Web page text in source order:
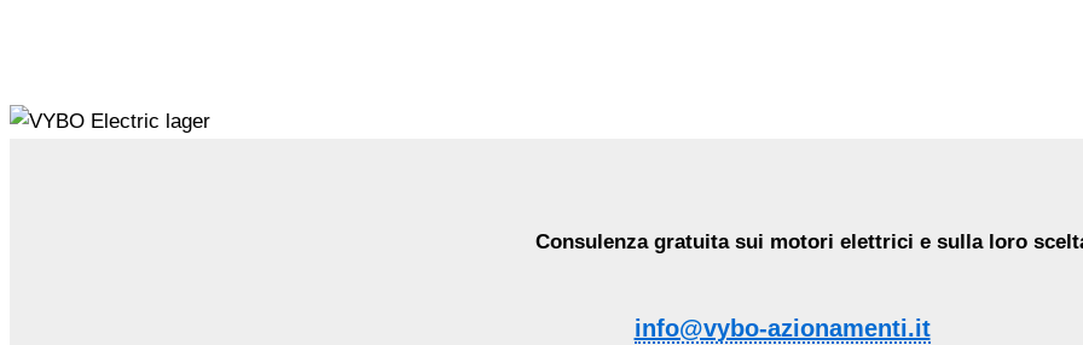
Consulenza gratuita sui motori elettrici e sulla loro
info@vybo-azionamenti.it